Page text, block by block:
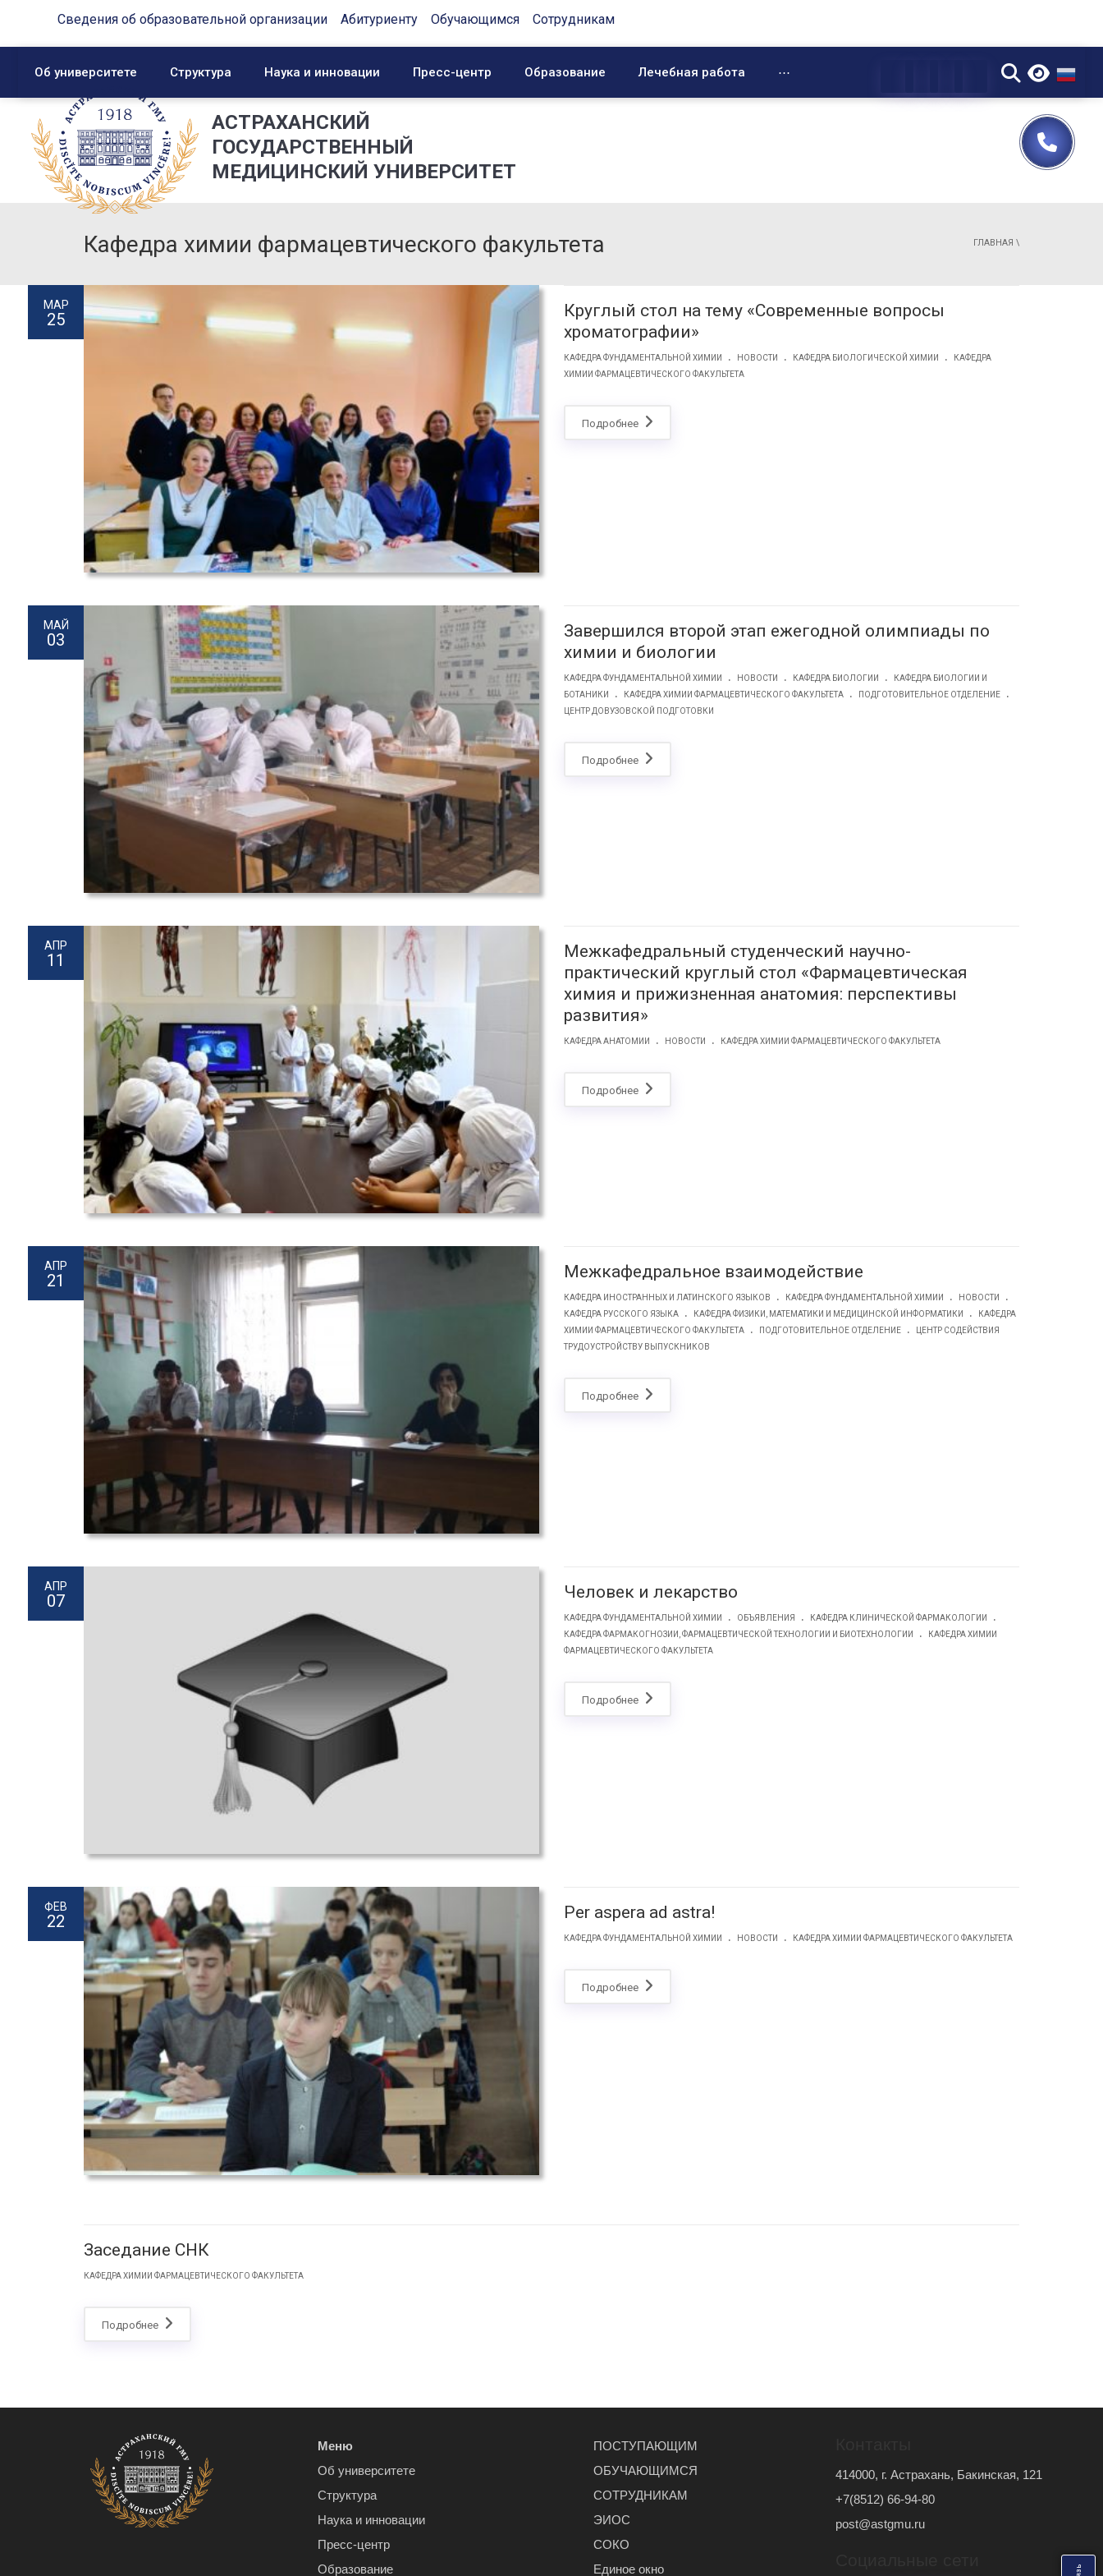
Сведения об образовательной организации Абитуриенту Обучающимся Сотрудникам
Об университете Структура Наука и инновации Пресс-центр Образование Лечебная работа ⋯ ▼
АСТРАХАНСКИЙ
ГОСУДАРСТВЕННЫЙ
МЕДИЦИНСКИЙ УНИВЕРСИТЕТ
Кафедра химии фармацевтического факультета ГЛАВНАЯ \
МАР
25
Круглый стол на тему «Современные вопросы
хроматографии»
КАФЕДРА ФУНДАМЕНТАЛЬНОЙ ХИМИИ . НОВОСТИ . КАФЕДРА БИОЛОГИЧЕСКОЙ ХИМИИ .
КАФЕДРА
ХИМИИ ФАРМАЦЕВТИЧЕСКОГО ФАКУЛЬТЕТА
Подробнее
МАЙ
03
Завершился второй этап ежегодной олимпиады по
химии и биологии
КАФЕДРА ФУНДАМЕНТАЛЬНОЙ ХИМИИ . НОВОСТИ . КАФЕДРА БИОЛОГИИ .
КАФЕДРА БИОЛОГИИ И
БОТАНИКИ
. КАФЕДРА ХИМИИ ФАРМАЦЕВТИЧЕСКОГО ФАКУЛЬТЕТА . ПОДГОТОВИТЕЛЬНОЕ ОТДЕЛЕНИЕ .
ЦЕНТР ДОВУЗОВСКОЙ ПОДГОТОВКИ
Подробнее
АПР
11
Межкафедральный студенческий научно-
практический круглый стол «Фармацевтическая
химия и прижизненная анатомия: перспективы
развития»
КАФЕДРА АНАТОМИИ . НОВОСТИ . КАФЕДРА ХИМИИ ФАРМАЦЕВТИЧЕСКОГО ФАКУЛЬТЕТА
Подробнее
АПР
21 Межкафедральное взаимодействие
КАФЕДРА ИНОСТРАННЫХ И ЛАТИНСКОГО ЯЗЫКОВ . КАФЕДРА ФУНДАМЕНТАЛЬНОЙ ХИМИИ . НОВОСТИ .
КАФЕДРА РУССКОГО ЯЗЫКА . КАФЕДРА ФИЗИКИ, МАТЕМАТИКИ И МЕДИЦИНСКОЙ ИНФОРМАТИКИ .
КАФЕДРА
ХИМИИ ФАРМАЦЕВТИЧЕСКОГО ФАКУЛЬТЕТА
. ПОДГОТОВИТЕЛЬНОЕ ОТДЕЛЕНИЕ .
ЦЕНТР СОДЕЙСТВИЯ
ТРУДОУСТРОЙСТВУ ВЫПУСКНИКОВ
Подробнее
АПР
07 Человек и лекарство
КАФЕДРА ФУНДАМЕНТАЛЬНОЙ ХИМИИ . ОБЪЯВЛЕНИЯ . КАФЕДРА КЛИНИЧЕСКОЙ ФАРМАКОЛОГИИ .
КАФЕДРА ФАРМАКОГНОЗИИ, ФАРМАЦЕВТИЧЕСКОЙ ТЕХНОЛОГИИ И БИОТЕХНОЛОГИИ .
КАФЕДРА ХИМИИ
ФАРМАЦЕВТИЧЕСКОГО ФАКУЛЬТЕТА
Подробнее
ФЕВ
22 Per aspera ad astra!
КАФЕДРА ФУНДАМЕНТАЛЬНОЙ ХИМИИ . НОВОСТИ . КАФЕДРА ХИМИИ ФАРМАЦЕВТИЧЕСКОГО ФАКУЛЬТЕТА
Подробнее
Заседание СНК
КАФЕДРА ХИМИИ ФАРМАЦЕВТИЧЕСКОГО ФАКУЛЬТЕТА
Подробнее
Меню
Об университете
Структура
Наука и инновации
Пресс-центр
Образование
ПОСТУПАЮЩИМ
ОБУЧАЮЩИМСЯ
СОТРУДНИКАМ
ЭИОС
СОКО
Единое окно
414000, г. Астрахань, Бакинская, 121
+7(8512) 66-94-80
post@astgmu.ru